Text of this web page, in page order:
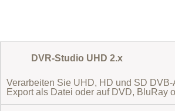
DVR-Studio UHD 2.x
Verarbeiten Sie UHD, HD und SD
Export als Datei oder auf DVD, BluRay